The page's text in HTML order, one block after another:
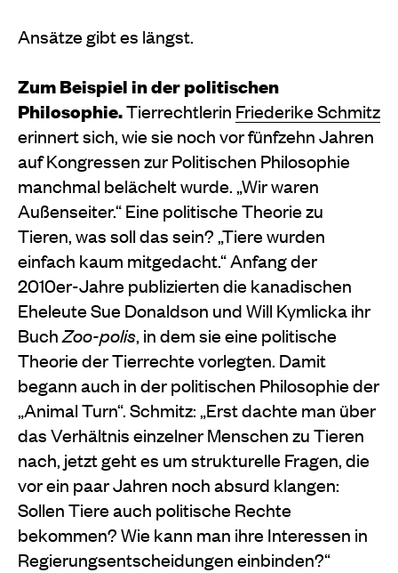
Ansätze gibt es längst.
Zum Beispiel in der politischen
Philosophie.Tierrechtlerin Friederike Schmitz
erinnert sich, wie sie noch vor fünfzehn Jahren
auf Kongressen zur Politischen Philosophie
manchmal belächelt wurde. „Wir waren
Außenseiter.“ Eine politische Theorie zu
Tieren, was soll das sein? „Tiere wurden
einfach kaum mitgedacht.“ Anfang der
2010er-Jahre publizierten die kanadischen
Eheleute Sue Donaldson und Will Kymlicka ihr
BuchZoo-polis, in dem sie eine politische
Theorie der Tierrechte vorlegten. Damit
begann auch in der politischen Philosophie der
„Animal Turn“. Schmitz: „Erst dachte man über
das Verhältnis einzelner Menschen zu Tieren
nach, jetzt geht es um strukturelle Fragen, die
vor ein paar Jahren noch absurd klangen:
Sollen Tiere auch politische Rechte
bekommen? Wie kann man ihre Interessen in
Regierungsentscheidungen einbinden?“